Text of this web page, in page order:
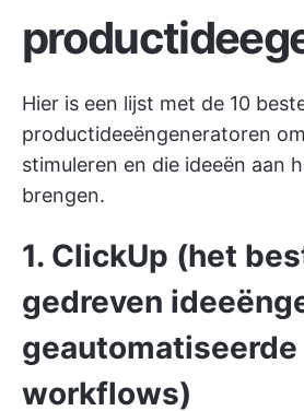
Hier is een lijst met de 10
productideeëngeneratoren
stimuleren en die ideeën aan
brengen.
1. ClickUp (het
gedreven
geautomatiseerde
workflows)